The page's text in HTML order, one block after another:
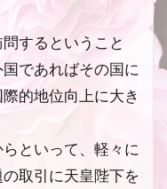
するということ
であればその国に
的地位向上に大き
といって、軽々に
取引に天皇陛下を